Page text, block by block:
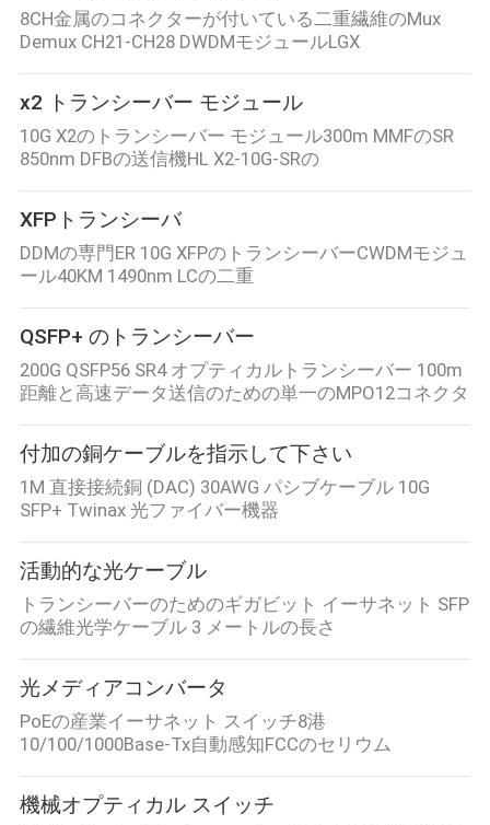
8CH金属のコネクターが付いている二重繊維のMux
Demux CH21-CH28 DWDMモジュールLGX
x2 トランシーバー モジュール
10G X2のトランシーバー モジュール300m MMFのSR
850nm DFBの送信機HL X2-10G-SRの
XFPトランシーバ
DDMの専門ER 10G XFPのトランシーバーCWDMモジュ
ール40KM 1490nm LCの二重
QSFP+ のトランシーバー
200G QSFP56 SR4 オプティカルトランシーバー 100m
距離と高速データ送信のための単一のMPO12コネクタ
付加の銅ケーブルを指示して下さい
1M 直接接続銅 (DAC) 30AWG パシブケーブル 10G
SFP+ Twinax 光ファイバー機器
活動的な光ケーブル
トランシーバーのためのギガビット イーサネット SFP
の繊維光学ケーブル 3 メートルの長さ
光メディアコンバータ
PoEの産業イーサネット スイッチ8港
10/100/1000Base-Tx自動感知FCCのセリウム
機械オプティカル スイッチ